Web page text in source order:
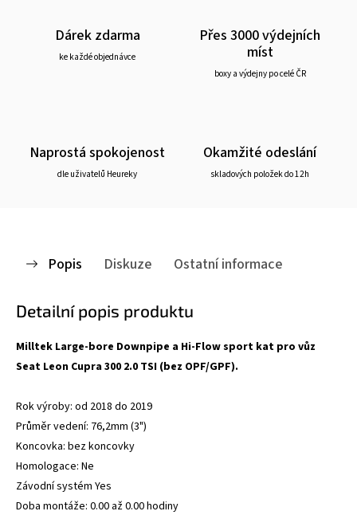
Dárek zdarma
ke každé objednávce
Přes 3000 výdejních
míst
boxy a výdejny po celé ČR
Naprostá spokojenost
dle uživatelů Heureky
Okamžité odeslání
skladových položek do 12h
Popis Diskuze Ostatní informace
Detailní popis produktu
Milltek Large-bore Downpipe a Hi-Flow sport kat pro vůz
Seat Leon Cupra 300 2.0 TSI (bez OPF/GPF).
Rok výroby: od 2018 do 2019
Průměr vedení: 76,2mm (3")
Koncovka: bez koncovky
Homologace: Ne
Závodní systém Yes
Doba montáže: 0.00 až 0.00 hodiny